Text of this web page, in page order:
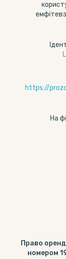
https://
На
Право
номером